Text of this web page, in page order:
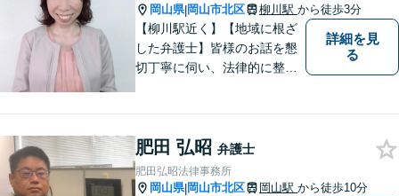
岡山県|岡山市北区 柳川駅 から徒歩3分
【柳川駅近く】【地域に根ざ
した弁護士】皆様のお話を懇
切丁寧に伺い、法律的に整理
少しでも解決されますよう，
誠心誠意努力いたす所存で
す。皆様方のご来所をお待ち
詳細を見
る
肥田 弘昭 弁護士
肥田弘昭法律事務所
岡山県|岡山市北区 岡山駅 から徒歩10分